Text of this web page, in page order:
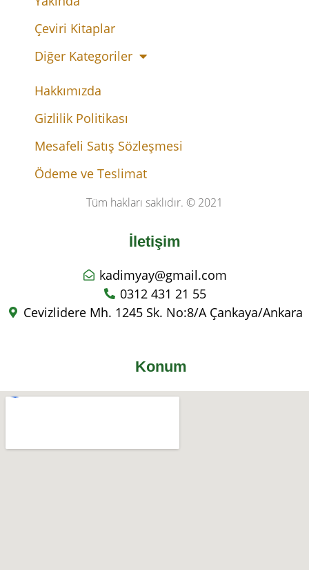
Çeviri Kitaplar
Diğer Kategoriler
Hakkımızda
Gizlilik Politikası
Mesafeli Satış Sözleşmesi
Ödeme ve Teslimat
Tüm hakları saklıdır. © 2021
İletişim
kadimyay@gmail.com
0312 431 21 55
Cevizlidere Mh. 1245 Sk. No:8/A Çankaya/Ankara
Konum